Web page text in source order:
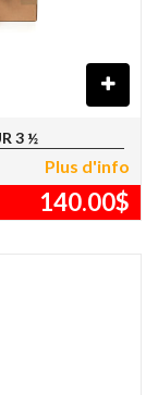
3 ½
Plus d'info
140.00$